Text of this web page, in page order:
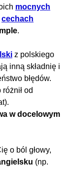
mocnych
cechach
.
z polskiego
inną składnię i
błędów.
od
w docelowym
o ból głowy,
(np.